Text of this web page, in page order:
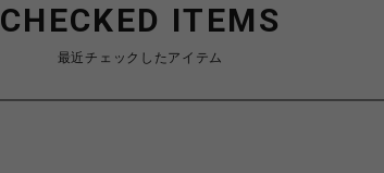
CHECKED ITEMS
最近チェックしたアイテム